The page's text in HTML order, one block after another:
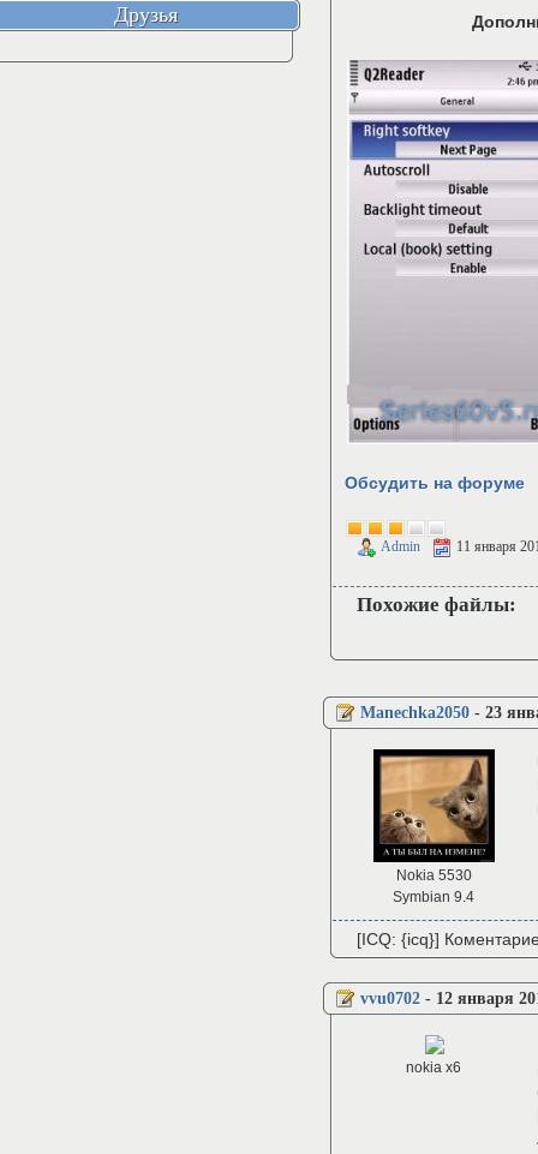
Обсудить на форуме
Admin 11 января
Похожие файлы:
Manechka2050 - 23
Nokia 5530
Symbian 9.4
[ICQ: {icq}]
vvu0702 - 12 января
nokia x6
Друзья